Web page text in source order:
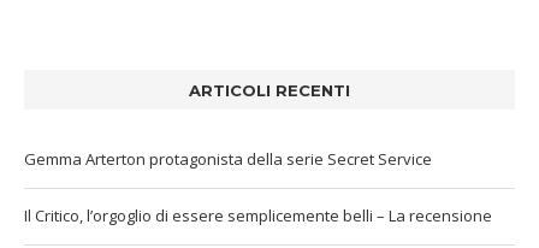
ARTICOLI RECENTI
Gemma Arterton protagonista della serie Secret Service
Il Critico, l’orgoglio di essere semplicemente belli – La recensione